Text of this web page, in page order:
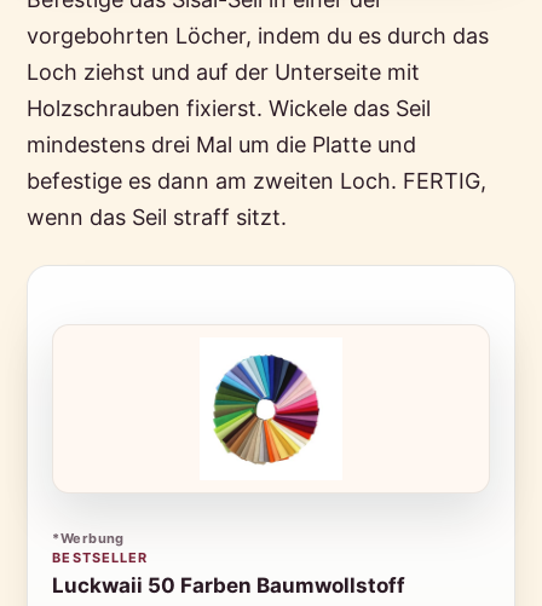
vorgebohrten Löcher, indem du es durch das
Loch ziehst und auf der Unterseite mit
Holzschrauben fixierst. Wickele das Seil
mindestens drei Mal um die Platte und
befestige es dann am zweiten Loch. FERTIG,
wenn das Seil straff sitzt.
*Werbung
BESTSELLER
Luckwaii 50 Farben Baumwollstoff